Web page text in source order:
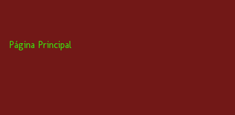
Página Principal